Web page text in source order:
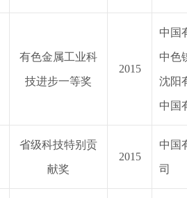
有色金属工业科
技进步一等奖
2015
中国
中色
沈阳
中国
省级科技特别贡
献奖
2015
中国
司